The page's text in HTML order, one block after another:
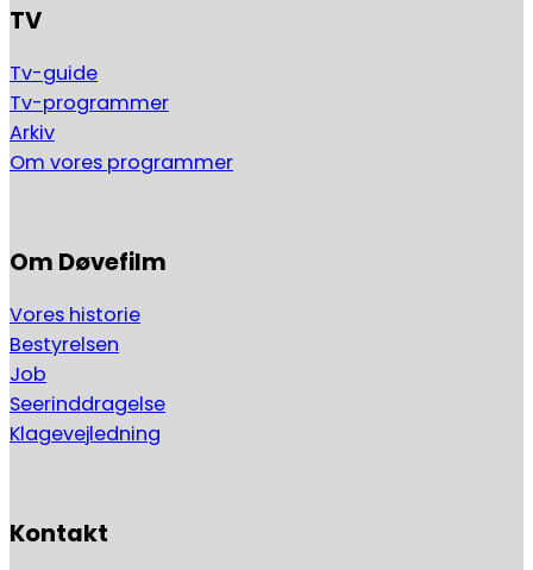
TV
Tv-guide
Tv-programmer
Arkiv
Om vores programmer
Om Døvefilm
Vores historie
Bestyrelsen
Job
Seerinddragelse
Klagevejledning
Kontakt